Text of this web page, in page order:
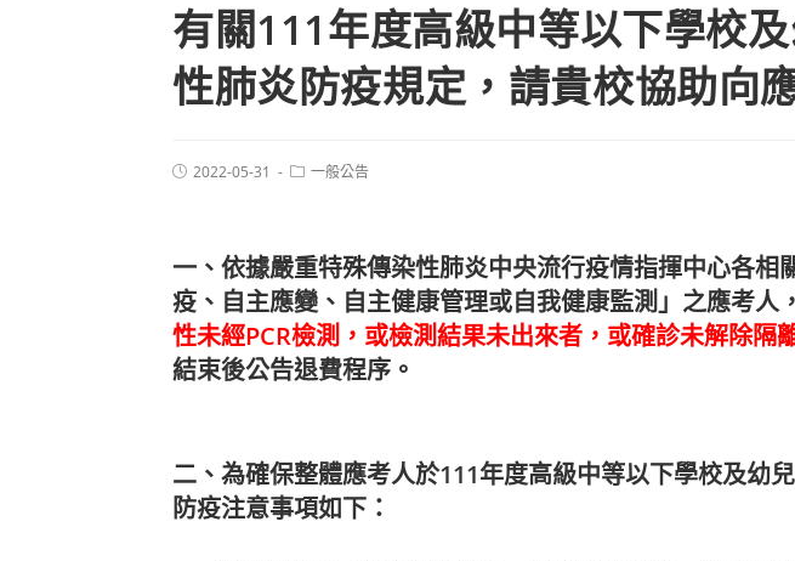
有關111年度高級中等以下學校
性肺炎防疫規定，請貴校協助向
2022-05-31 一般公告
一、依據嚴重特殊傳染性肺炎中央流行疫情指揮中心各
疫、自主應變、自主健康管理或自我健康監測」之應考人
性未經PCR檢測，或檢測結果未出來者，或確診未解除
結束後公告退費程序。
二、為確保整體應考人於111年度高級中等以下學校及幼
防疫注意事項如下：